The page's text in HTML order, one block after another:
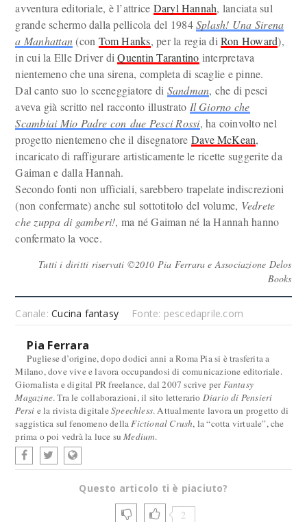
avventura editoriale, è l’attrice Daryl Hannah, lanciata sul
grande schermo dalla pellicola del 1984Splash! Una Sirena
a Manhattan(con Tom Hanks, per la regia di Ron Howard),
in cui la Elle Driver diQuentin Tarantino interpretava
nientemeno che una sirena, completa di scaglie e pinne.
Dal canto suo lo sceneggiatore di Sandman, che di pesci
aveva già scritto nel racconto illustrato Il Giorno che
Scambiai Mio Padre con due Pesci Rossi, ha coinvolto nel
progetto nientemeno che il disegnatore Dave McKean,
incaricato di raffigurare artisticamente le ricette suggerite da
Gaiman e dalla Hannah.
Secondo fonti non ufficiali, sarebbero trapelate indiscrezioni
(non confermate) anche sul sottotitolo del volume, Vedrete
che zuppa di gamberi!, ma né Gaiman né la Hannah hanno
confermato la voce.
Tutti i diritti riservati ©2010 Pia Ferrara e Associazione Delos
Books
Canale:Cucina fantasy Fonte: pescedaprile.com
Pia Ferrara
Pugliese d’origine, dopo dodici anni a Roma Pia si è trasferita a
Milano, dove vive e lavora occupandosi di comunicazione editoriale.
Giornalista e digital PR freelance, dal 2007 scrive perFantasy
Magazine. Tra le collaborazioni, il sito letterario Diario di Pensieri
Persi e la rivista digitaleSpeechless. Attualmente lavora un progetto di
saggistica sul fenomeno dellaFictional Crush, la “cotta virtuale”, che
prima o poi vedrà la luce suMedium.
Questo articolo ti è piaciuto?
2